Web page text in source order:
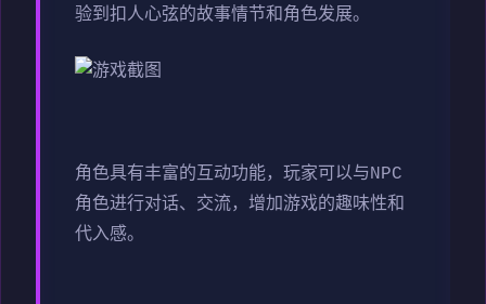
验到扣人心弦的故事情节和角色发展。
角色具有丰富的互动功能，玩家可以与NPC
角色进行对话、交流，增加游戏的趣味性和
代入感。